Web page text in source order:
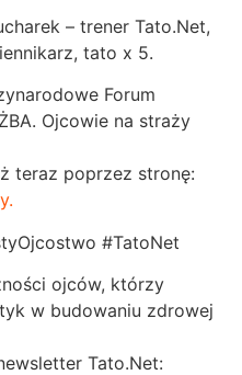
– trener Tato.Net,
tato x 5.
Forum
Ojcowie na straży
teraz poprzez stronę:
#TatoNet
ojców, którzy
w budowaniu zdrowej
Tato.Net: